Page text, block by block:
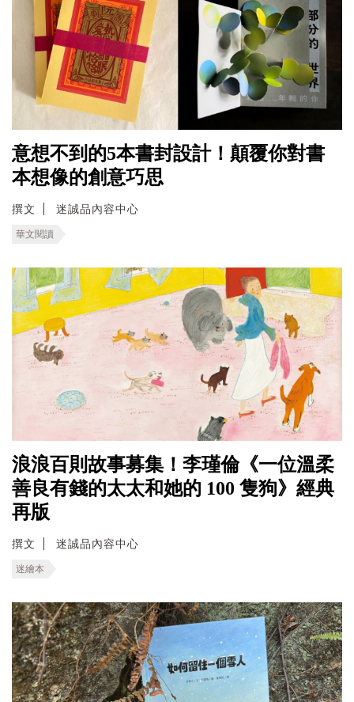
意想不到的5本書封設計！顛覆你對書
本想像的創意巧思
撰文 迷誠品內容中心
華文閱讀
浪浪百則故事募集！李瑾倫《一位溫柔
善良有錢的太太和她的 100 隻狗》經典
再版
撰文 迷誠品內容中心
迷繪本